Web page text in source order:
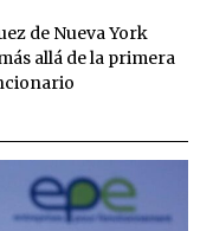
de Nueva York
allá de la primera